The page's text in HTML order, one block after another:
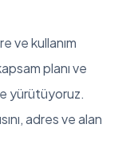
ve kullanım
planı ve
yürütüyoruz.
adres ve alan